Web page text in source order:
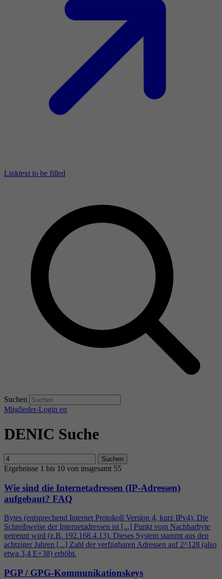
Linktext to be filled
Suchen
Mitglieder-Login en
DENIC Suche
Suchen
Ergebnisse 1 bis 10 von insgesamt 55
Wie sind die Internetadressen (IP-Adressen)
aufgebaut? FAQ
Bytes (entsprechend Internet Protokoll Version 4, kurz IPv4). Die
Schreibweise der Internetadressen ist [...] Punkt vom Nachbarbyte
getrennt wird (z.B. 192.168.4.13). Dieses System stammt aus den
achtziger Jahren [...] Zahl der verfügbaren Adressen auf 2^128 (also
etwa 3,4 E+38) erhöht.
PGP / GPG-Kommunikationskeys